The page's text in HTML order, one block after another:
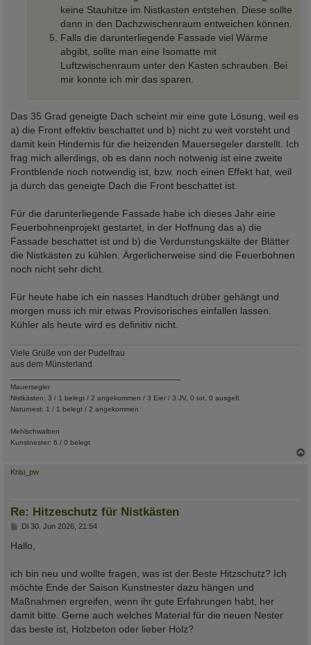
keine Stauhitze im Nistkasten entstehen. Diese sollte
dann in den Dachzwischenraum entweichen können.
Falls die darunterliegende Fassade viel Wärme
abgibt, sollte man eine Isomatte mit
Luftzwischenraum unter den Kasten schrauben. Bei
mir konnte ich mir das sparen.
Das 35 Grad geneigte Dach scheint mir eine gute Lösung, weil es
a) die Front effektiv beschattet und b) nicht zu weit vorsteht und
damit kein Hindernis für die heizenden Mauersegeler darstellt. Ich
frag mich allerdings, ob es dann noch notwenig ist eine zweite
Frontblende noch notwendig ist, bzw. noch einen Effekt hat, weil
ja durch das geneigte Dach die Front beschattet ist.
Für die darunterliegende Fassade habe ich dieses Jahr eine
Feuerbohnenprojekt gestartet, in der Hoffnung das a) die
Fassade beschattet ist und b) die Verdunstungskälte der Blätter
die Nistkästen zu kühlen. Ärgerlicherweise sind die Feuerbohnen
noch nicht sehr dicht.
Für heute habe ich ein nasses Handtuch drüber gehängt und
morgen muss ich mir etwas Provisorisches einfallen lassen.
Kühler als heute wird es definitiv nicht.
Viele Grüße von der Pudelfrau
aus dem Münsterland
Mauersegler
Nistkästen: 3 / 1 belegt / 2 angekommen / 3 Eier / 3 JV, 0 tot, 0 ausgefl.
Naturnest: 1 / 1 belegt / 2 angekommen
Mehlschwalben
Kunstnester: 6 / 0 belegt
Krisi_pw
Re: Hitzeschutz für Nistkästen
B
i
a
g
Di 30. Jun 2026, 21:54
Hallo,
ich bin neu und wollte fragen, was ist der Beste Hitzschutz? Ich
möchte Ende der Saison Kunstnester dazu hängen und
Maßnahmen ergreifen, wenn ihr gute Erfahrungen habt, her
damit bitte. Gerne auch welches Material für die neuen Nester
das beste ist, Holzbeton oder lieber Holz?